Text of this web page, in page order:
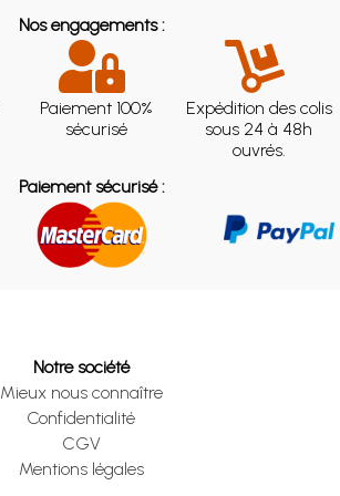
Nos engagements :
Paiement 100%
sécurisé
Expédition des colis
sous 24 à 48h
ouvrés.
Paiement sécurisé :
Notre société
Mieux nous connaître
Confidentialité
CGV
Mentions légales